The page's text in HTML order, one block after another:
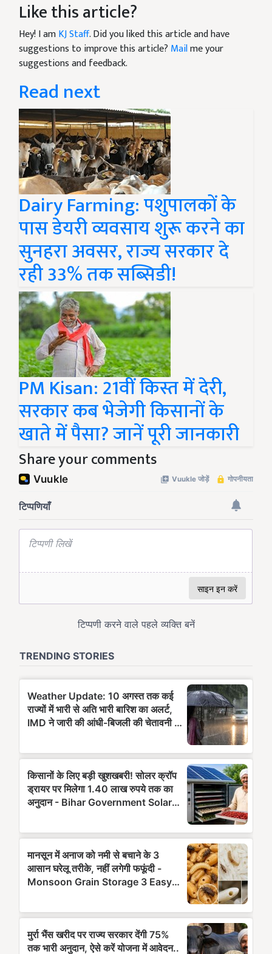
Like this article?
Hey! I amKJ Staff. Did you liked this article and have
suggestions to improve this article? Mailme your
suggestions and feedback.
Read next
Dairy Farming: पशुपालकों के
पास डेयरी व्यवसाय शुरू करने का
सुनहरा अवसर, राज्य सरकार दे
रही 33% तक सब्सिडी!
PM Kisan: 21वीं किस्त में देरी,
सरकार कब भेजेगी किसानों के
खाते में पैसा? जानें पूरी जानकारी
Share your comments